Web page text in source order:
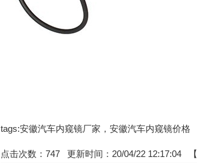
tags:安徽汽车内窥镜厂家，安徽汽车内窥镜价格
点击次数： 747 更新时间：20/04/22 12:17:04 【